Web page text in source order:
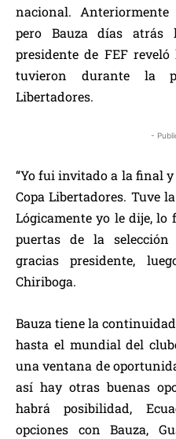
nacional.
pero Bauza días
presidente de FEF
tuvieron durante la
Libertadores.
-
“Yo fui invitado a la final
Copa Libertadores. Tuve
Lógicamente yo le dije, lo
puertas de la
gracias presidente,
Chiriboga.
Bauza tiene la
hasta el mundial del
una ventana de
así hay otras buenas
habrá posibilidad,
opciones con Bauza,